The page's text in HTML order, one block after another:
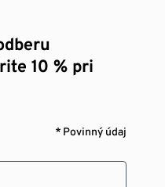
10 % pri
* Povinný údaj